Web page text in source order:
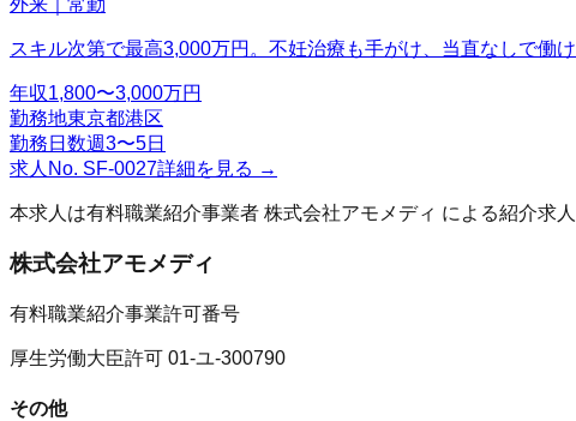
スキル次第で最高3,000万円。不妊治療も手がけ、当直なしで働け
年収1,800〜3,000万円
勤務地東京都港区
勤務日数週3〜5日
求人No. SF-0027詳細を見る →
本求人は有料職業紹介事業者 株式会社アモメディ による紹介求
株式会社アモメディ
有料職業紹介事業許可番号
厚生労働大臣許可 01-ユ-300790
その他